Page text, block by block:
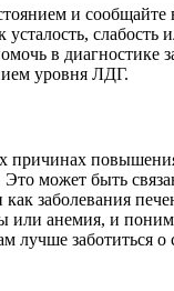
и
слабость
в диагностике
уровня ЛДГ.
причинах
может быть
заболевания
или анемия, и
лучше заботиться о